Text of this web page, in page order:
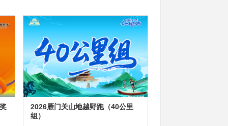
2026雁门关山地越野跑（40公里
组）